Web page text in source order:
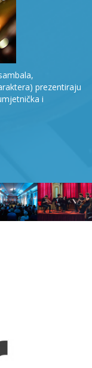
prezentiraju
i